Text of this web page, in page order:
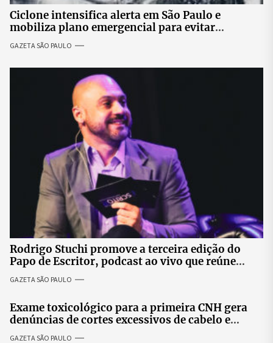
Ciclone intensifica alerta em São Paulo e
mobiliza plano emergencial para evitar
impactos no fornecimento de energia
GAZETA SÃO PAULO
Rodrigo Stuchi promove a terceira edição do
Papo de Escritor, podcast ao vivo que reúne
especialistas para discutir saúde mental e
prosperidade.
GAZETA SÃO PAULO
Exame toxicológico para a primeira CNH gera
denúncias de cortes excessivos de cabelo e
revolta entre candidatas
GAZETA SÃO PAULO